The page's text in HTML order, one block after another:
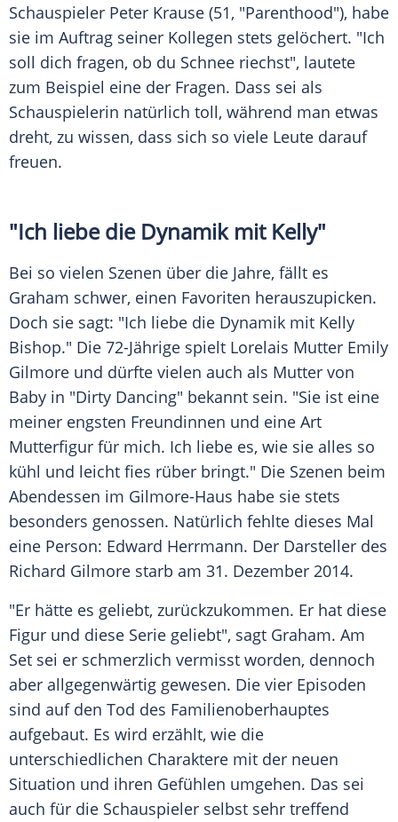
Schauspieler Peter Krause (51, "Parenthood"), habe
sie im Auftrag seiner Kollegen stets gelöchert. "Ich
soll dich fragen, ob du Schnee riechst", lautete
zum Beispiel eine der Fragen. Dass sei als
Schauspielerin natürlich toll, während man etwas
dreht, zu wissen, dass sich so viele Leute darauf
freuen.
"Ich liebe die Dynamik mit Kelly"
Bei so vielen Szenen über die Jahre, fällt es
Graham schwer, einen Favoriten herauszupicken.
Doch sie sagt: "Ich liebe die Dynamik mit Kelly
Bishop." Die 72-Jährige spielt Lorelais Mutter Emily
Gilmore und dürfte vielen auch als Mutter von
Baby in "Dirty Dancing" bekannt sein. "Sie ist eine
meiner engsten Freundinnen und eine Art
Mutterfigur für mich. Ich liebe es, wie sie alles so
kühl und leicht fies rüber bringt." Die Szenen beim
Abendessen im Gilmore-Haus habe sie stets
besonders genossen. Natürlich fehlte dieses Mal
eine Person: Edward Herrmann. Der Darsteller des
Richard Gilmore starb am 31. Dezember 2014.
"Er hätte es geliebt, zurückzukommen. Er hat diese
Figur und diese Serie geliebt", sagt Graham. Am
Set sei er schmerzlich vermisst worden, dennoch
aber allgegenwärtig gewesen. Die vier Episoden
sind auf den Tod des Familienoberhauptes
aufgebaut. Es wird erzählt, wie die
unterschiedlichen Charaktere mit der neuen
Situation und ihren Gefühlen umgehen. Das sei
auch für die Schauspieler selbst sehr treffend